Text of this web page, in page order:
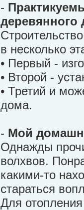
-
деревянного
в несколько
• Первый -
• Второй -
• Третий и
дома.
- Мой
Однажды
волхвов.
какими-то
стараться
Для